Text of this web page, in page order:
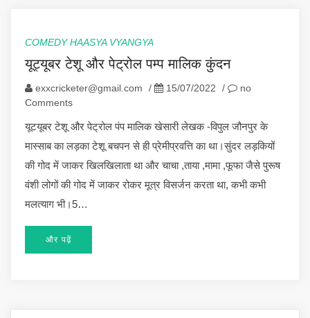
COMEDY HAASYA VYANGYA
यूट्यूबर टेशू और पेट्रोल पम्प मालिक कुंदन
exxcricketer@gmail.com / 15/07/2022 /
no
Comments
यूटयूबर टेशू और पेट्रोल पंप मालिक खेसारी लेखक -विपुल जौनपुर के
मास्साब का लड़का टेशू बचपन से ही प्रेमीप्रवत्ति का था।सुंदर लड़कियों
की गोद में जाकर खिलखिलाता था और चाचा ,ताया ,मामा ,फूफा जैसे पुरूष
वंशी लोगों की गोद में जाकर रोकर मूत्र विसर्जन करता था, कभी कभी
मलत्याग भी।5…
और पढ़ें